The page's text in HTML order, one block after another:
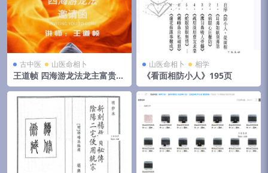
古中医 山医命相卜
王道帧 四海游龙法龙主富贵(2
小时视频教学)
山医命相卜 相学
《看面相防小人》195页